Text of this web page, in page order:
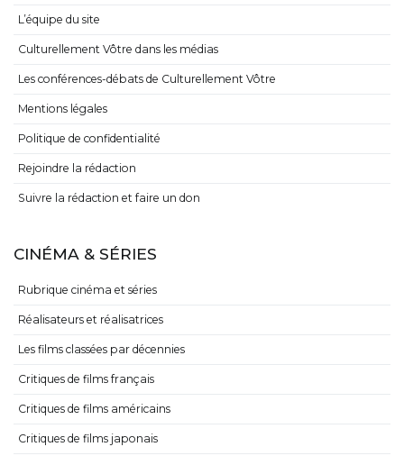
L’équipe du site
Culturellement Vôtre dans les médias
Les conférences-débats de Culturellement Vôtre
Mentions légales
Politique de confidentialité
Rejoindre la rédaction
Suivre la rédaction et faire un don
CINÉMA & SÉRIES
Rubrique cinéma et séries
Réalisateurs et réalisatrices
Les films classées par décennies
Critiques de films français
Critiques de films américains
Critiques de films japonais